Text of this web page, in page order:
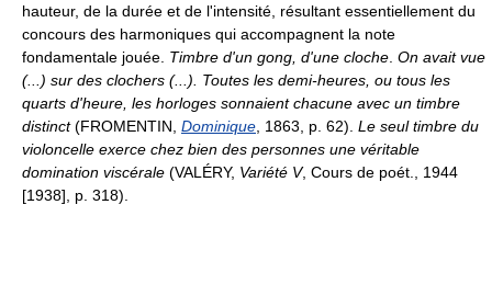
hauteur, de la durée et de l'intensité, résultant essentiellement du
concours des harmoniques qui accompagnent la note
fondamentale jouée. Timbre d'un gong, d'une cloche On avait vue
(...) sur des clochers (...). Toutes les demi-heures, ou tous les
quarts d'heure, les horloges sonnaient chacune avec un timbre
distinct(FROMENTIN, Dominique , 1863, p. 62). Le seul timbre du
violoncelle exerce chez bien des personnes une véritable
domination viscérale (VALÉRY, Variété V, Cours de poét., 1944
[1938], p. 318).